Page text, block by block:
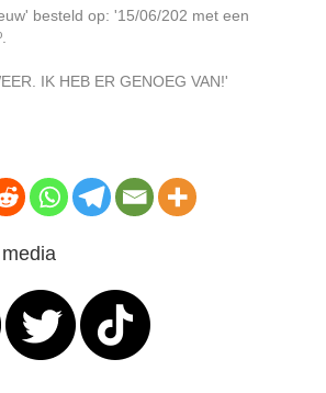
besteld op: '15/06/202 met een
IK HEB ER GENOEG VAN!'